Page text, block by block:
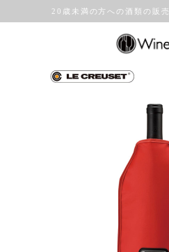
20歳未満の方への酒類の販